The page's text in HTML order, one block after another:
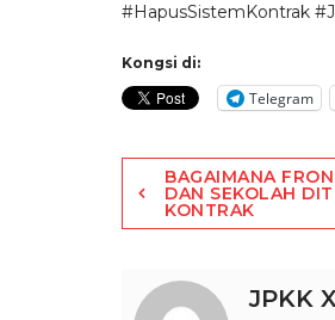
#HapusSistemKontrak
Kongsi di:
Telegram
Post
navigation
BAGAIMANA
DAN SEKOLAH
KONTRAK
JPKK